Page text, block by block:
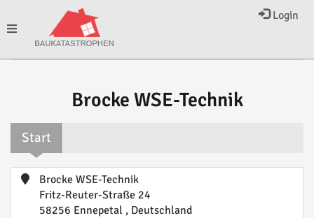
Login
Toggle
Brocke WSE-Technik
Start
Brocke WSE-Technik
Fritz-Reuter-Straße 24
58256 Ennepetal , Deutschland